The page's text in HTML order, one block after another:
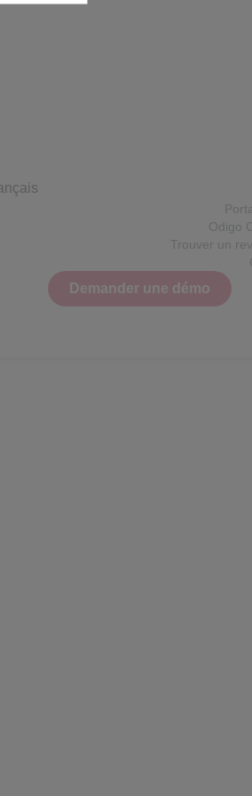
Odigo
Trouver un
Demander une démo